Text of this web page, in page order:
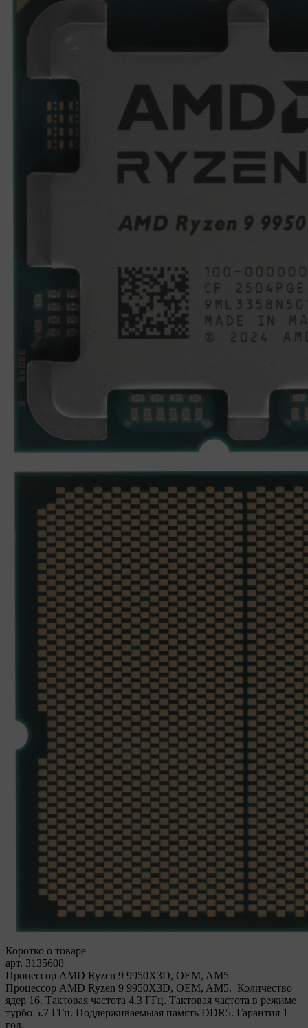
Коротко о товаре
арт. 3135608
Процессор AMD Ryzen 9 9950X3D, OEM, AM5
Процессор AMD Ryzen 9 9950X3D, OEM, AM5. Количество
ядер 16. Тактовая частота 4.3 ГГц. Тактовая частота в режиме
турбо 5.7 ГГц. Поддерживаемыая память DDR5. Гарантия 1
год.